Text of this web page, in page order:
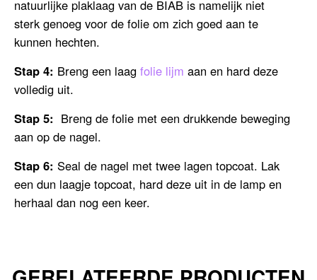
natuurlijke plaklaag van de BIAB is namelijk niet
sterk genoeg voor de folie om zich goed aan te
kunnen hechten.
Stap 4: Breng een laag folie lijm aan en hard deze
volledig uit.
Stap 5: Breng de folie met een drukkende beweging
aan op de nagel.
Stap 6: Seal de nagel met twee lagen topcoat. Lak
een dun laagje topcoat, hard deze uit in de lamp en
herhaal dan nog een keer.